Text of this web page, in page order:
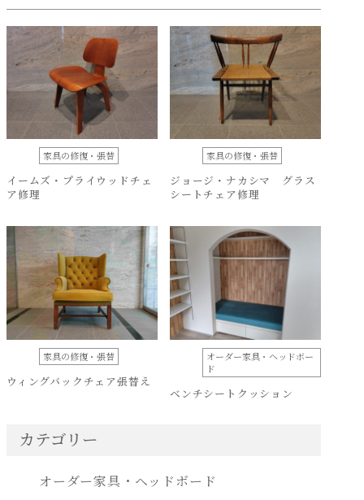
家具の修復・張替
イームズ・プライウッドチェ
ア修理
家具の修復・張替
ジョージ・ナカシマ グラス
シートチェア修理
家具の修復・張替
ウィングバックチェア張替え
オーダー家具・ヘッドボー
ド
ベンチシートクッション
カテゴリー
オーダー家具・ヘッドボード